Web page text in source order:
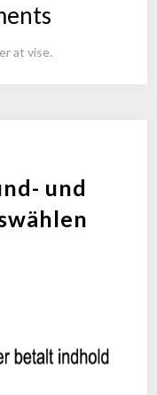
at vise.
und